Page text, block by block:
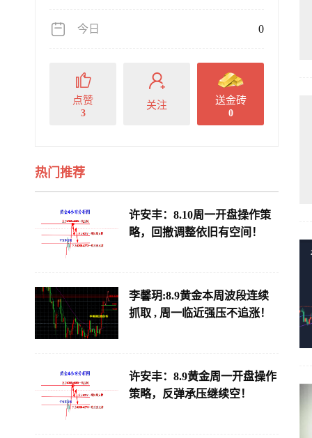
今日 0
点赞
3
关注 送金砖
0
热门推荐
许安丰：8.10周一开盘操作策
略，回撤调整依旧有空间！
李馨玥:8.9黄金本周波段连续
抓取 , 周一临近强压不追涨！
许安丰：8.9黄金周一开盘操作
策略，反弹承压继续空！